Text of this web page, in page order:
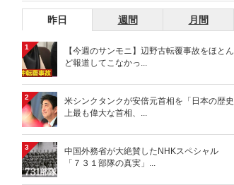
昨日 週間 月間
1
【今週のサンモニ】辺野古転覆事故をほとん
ど報道してこなかっ...
2
米シンクタンクが安倍元首相を「日本の歴史
上最も偉大な首相、...
3
中国外務省が大絶賛したNHKスペシャル
「７３１部隊の真実」...